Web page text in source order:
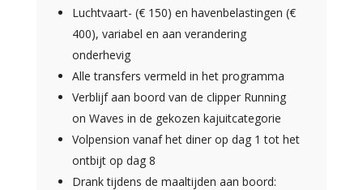
Luchtvaart- (€ 150) en havenbelastingen (€
400), variabel en aan verandering
onderhevig
Alle transfers vermeld in het programma
Verblijf aan boord van de clipper Running
on Waves in de gekozen kajuitcategorie
Volpension vanaf het diner op dag 1 tot het
ontbijt op dag 8
Drank tijdens de maaltijden aan boord: